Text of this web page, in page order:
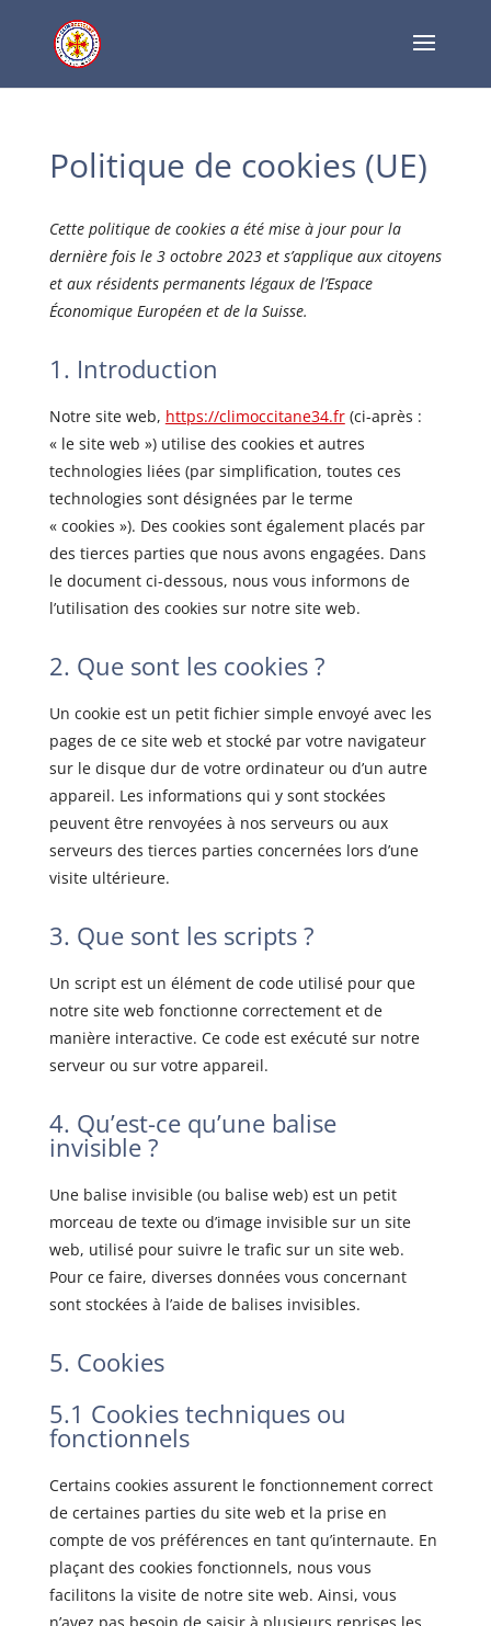
Politique de cookies (UE)
Cette politique de cookies a été mise à jour pour la
dernière fois le 3 octobre 2023 et s’applique aux citoyens
et aux résidents permanents légaux de l’Espace
Économique Européen et de la Suisse.
1. Introduction
Notre site web, https://climoccitane34.fr(ci-après :
« le site web ») utilise des cookies et autres
technologies liées (par simplification, toutes ces
technologies sont désignées par le terme
« cookies »). Des cookies sont également placés par
des tierces parties que nous avons engagées. Dans
le document ci-dessous, nous vous informons de
l’utilisation des cookies sur notre site web.
2. Que sont les cookies ?
Un cookie est un petit fichier simple envoyé avec les
pages de ce site web et stocké par votre navigateur
sur le disque dur de votre ordinateur ou d’un autre
appareil. Les informations qui y sont stockées
peuvent être renvoyées à nos serveurs ou aux
serveurs des tierces parties concernées lors d’une
visite ultérieure.
3. Que sont les scripts ?
Un script est un élément de code utilisé pour que
notre site web fonctionne correctement et de
manière interactive. Ce code est exécuté sur notre
serveur ou sur votre appareil.
4. Qu’est-ce qu’une balise
invisible ?
Une balise invisible (ou balise web) est un petit
morceau de texte ou d’image invisible sur un site
web, utilisé pour suivre le trafic sur un site web.
Pour ce faire, diverses données vous concernant
sont stockées à l’aide de balises invisibles.
5. Cookies
5.1 Cookies techniques ou
fonctionnels
Certains cookies assurent le fonctionnement correct
de certaines parties du site web et la prise en
compte de vos préférences en tant qu’internaute. En
plaçant des cookies fonctionnels, nous vous
facilitons la visite de notre site web. Ainsi, vous